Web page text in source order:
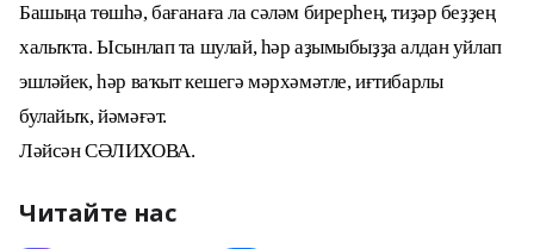
Башыңа төшһә, бағанаға ла сәләм бирерһең, тиҙәр беҙҙең
халыҡта. Ысынлап та шулай, һәр аҙымыбыҙҙа алдан уйлап
эшләйек, һәр ваҡыт кешегә мәрхәмәтле, иғтибарлы
булайыҡ, йәмәғәт.
Ләйсән СӘЛИХОВА.
Читайте нас